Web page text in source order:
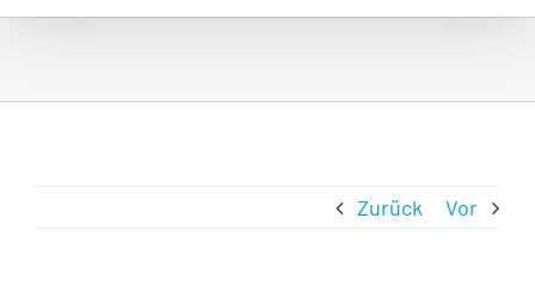
Zurück Vor